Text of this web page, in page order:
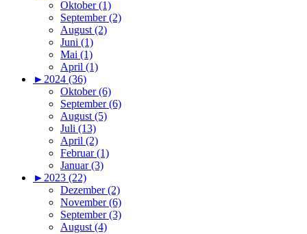
Oktober (1)
September (2)
August (2)
Juni (1)
Mai (1)
April (1)
►2024 (36)
Oktober (6)
September (6)
August (5)
Juli (13)
April (2)
Februar (1)
Januar (3)
►2023 (22)
Dezember (2)
November (6)
September (3)
August (4)